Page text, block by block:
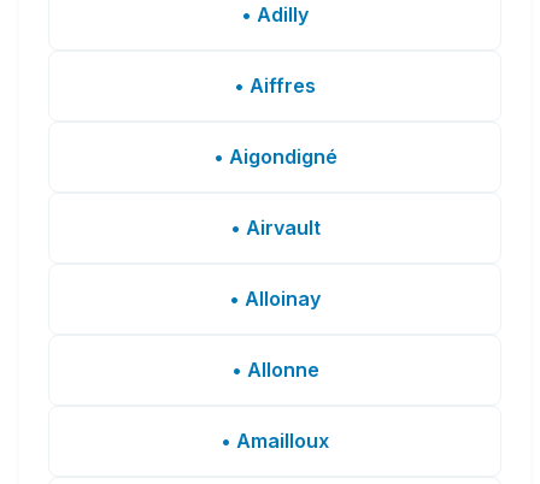
• Adilly
• Aiffres
• Aigondigné
• Airvault
• Alloinay
• Allonne
• Amailloux